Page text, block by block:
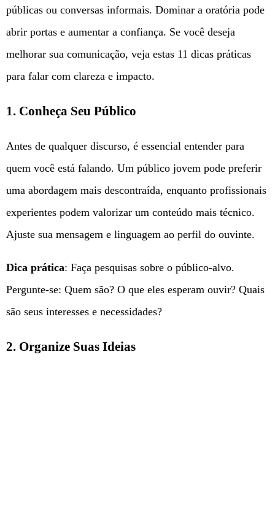
públicas ou conversas informais. Dominar a oratória pode
abrir portas e aumentar a confiança. Se você deseja
melhorar sua comunicação, veja estas 11 dicas práticas
para falar com clareza e impacto.
1. Conheça Seu Público
Antes de qualquer discurso, é essencial entender para
quem você está falando. Um público jovem pode preferir
uma abordagem mais descontraída, enquanto profissionais
experientes podem valorizar um conteúdo mais técnico.
Ajuste sua mensagem e linguagem ao perfil do ouvinte.
Dica prática: Faça pesquisas sobre o público-alvo.
Pergunte-se: Quem são? O que eles esperam ouvir? Quais
são seus interesses e necessidades?
2. Organize Suas Ideias